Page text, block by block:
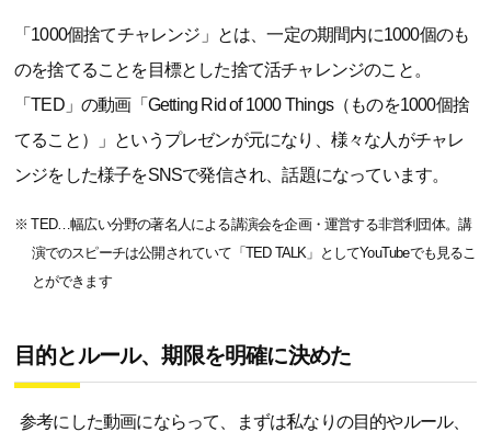
「1000個捨てチャレンジ」とは、一定の期間内に1000個のも
のを捨てることを目標とした捨て活チャレンジのこと。
「TED」の動画「Getting Rid of 1000 Things（ものを1000個捨
てること）」というプレゼンが元になり、様々な人がチャレ
ンジをした様子をSNSで発信され、話題になっています。
※ TED…幅広い分野の著名人による講演会を企画・運営する非営利団体。講
演でのスピーチは公開されていて「TED TALK」としてYouTubeでも見るこ
とができます
目的とルール、期限を明確に決めた
参考にした動画にならって、まずは私なりの目的やルール、